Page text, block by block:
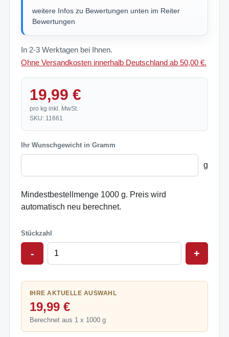
weitere Infos zu Bewertungen unten im Reiter
Bewertungen
In 2-3 Werktagen bei Ihnen.
Ohne Versandkosten innerhalb Deutschland ab 50,00 €.
19,99 €
pro kg inkl. MwSt.
SKU: 11661
Ihr Wunschgewicht in Gramm
g
Mindestbestellmenge 1000 g. Preis wird
automatisch neu berechnet.
Stückzahl
- +
IHRE AKTUELLE AUSWAHL
19,99 €
Berechnet aus 1 x 1000 g